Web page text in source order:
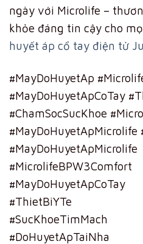
ngày với Microlife –
khỏe đáng tin cậy cho
huyết áp cổ tay điện tử
#MayDoHuyetAp
#MayDoHuyetApCoTay
#ChamSocSucKhoe
#MayDoHuyetApMicrolife
#MayDoHuyetApMicrolife
#MicrolifeBPW3Comfort
#MayDoHuyetApCoTay
#ThietBiYTe
#SucKhoeTimMach
#DoHuyetApTaiNha